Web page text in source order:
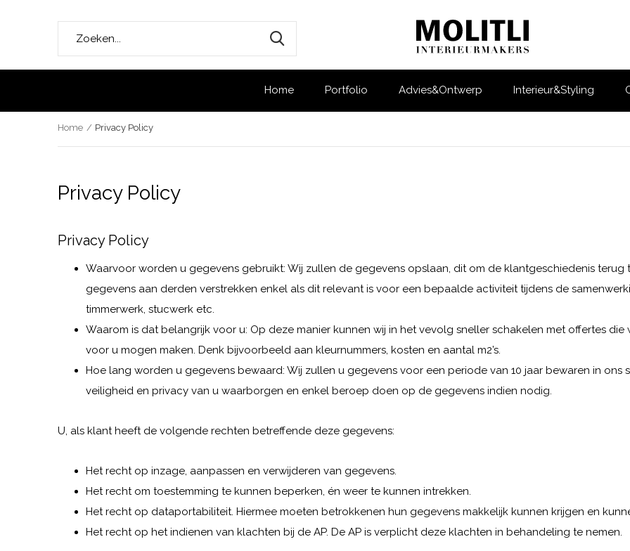
Home Portfolio Advies&Ontwerp Interieur&Styling
Home Privacy Policy
Privacy Policy
Privacy Policy
Waarvoor worden u gegevens gebruikt: Wij zullen de gegevens opslaan, dit om de klantgeschiedenis terug
gegevens aan derden verstrekken enkel als dit relevant is voor een bepaalde activiteit tijdens de
timmerwerk, stucwerk etc.
Waarom is dat belangrijk voor u: Op deze manier kunnen wij in het vevolg sneller schakelen met offertes
voor u mogen maken. Denk bijvoorbeeld aan kleurnummers, kosten en aantal m2’s.
Hoe lang worden u gegevens bewaard: Wij zullen u gegevens voor een periode van 10 jaar bewaren in ons
veiligheid en privacy van u waarborgen en enkel beroep doen op de gegevens indien nodig.
U, als klant heeft de volgende rechten betreffende deze gegevens:
Het recht op inzage, aanpassen en verwijderen van gegevens.
Het recht om toestemming te kunnen beperken, én weer te kunnen intrekken.
Het recht op dataportabiliteit. Hiermee moeten betrokkenen hun gegevens makkelijk kunnen krijgen en
Het recht op het indienen van klachten bij de AP. De AP is verplicht deze klachten in behandeling te nemen.